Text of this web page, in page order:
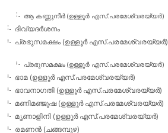
ആ കണ്ണുനീര്‍ (ഉള്ളൂര്‍ എസ്.പരമേശ്വരയ്യര്‍)
ദിവ്യദര്‍ശനം
പ്രഭുസമക്ഷം (ഉള്ളൂര്‍ എസ്.പരമേശ്വരയ്യര്‍)
പ്രഭുസമക്ഷം (ഉള്ളൂര്‍ എസ്.പരമേശ്വരയ്യര്‍)
ഭാമ (ഉള്ളൂര്‍ എസ്.പരമേശ്വരയ്യര്‍)
ഭാവനാഗതി (ഉള്ളൂര്‍ എസ്.പരമേശ്വരയ്യര്‍)
മണിമഞ്ജുഷ (ഉള്ളൂര്‍ എസ്.പരമേശ്വരയ്യര്‍)
മൃണാളിനി (ഉള്ളൂര്‍ എസ്.പരമേശ്വരയ്യര്‍)
രമണന്‍ (ചങ്ങമ്പുഴ)